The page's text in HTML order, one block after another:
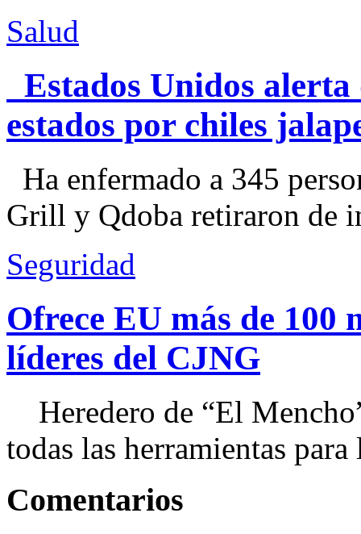
Salud
Estados Unidos alerta
estados por chiles
Ha enfermado a 345
Grill y Qdoba retiraron de
Seguridad
Ofrece EU más de 100
líderes del CJNG
Heredero de “El
todas las herramientas
Comentarios